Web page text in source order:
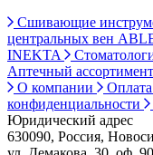
Сшивающие
центральных вен
INEKTA
Аптечный ассортимент
О компании
Оплата
конфиденциальности
Юридический адрес
630090, Россия,